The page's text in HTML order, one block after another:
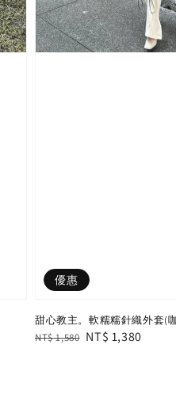
優惠
甜心教主。軟糯糯針織外套(
Regular
NT$ 1,580 Sale
NT$ 1,380